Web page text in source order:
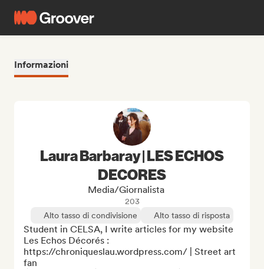
Informazioni
Laura Barbaray | LES ECHOS
DECORES
Media/Giornalista
203
Alto tasso di condivisione
Alto tasso di risposta
Student in CELSA, I write articles for my website
Les Echos Décorés :
https://chroniqueslau.wordpress.com/ | Street art
fan